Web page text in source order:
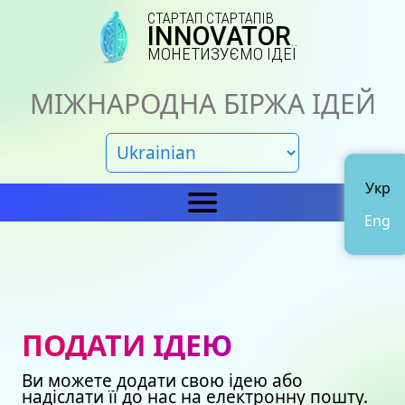
Укр
Eng
СТАРТАП СТАРТАПІВ
INNOVATOR
МОНЕТИЗУЄМО ІДЕЇ
МІЖНАРОДНА БІРЖА ІДЕЙ
Представництва
Наші сертифікати
Каталог ідей
Avto
Подати ідею
ПОДАТИ ІДЕЮ
Ви можете додати свою ідею або
надіслати її до нас на електронну пошту.